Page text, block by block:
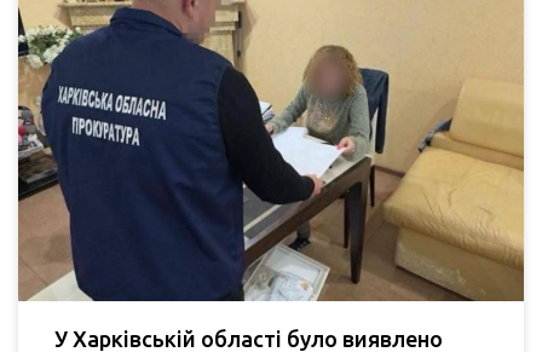
У Харківській області було виявлено